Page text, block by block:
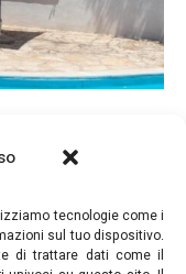
tecnologie come i
sul tuo dispositivo.
di trattare dati come il